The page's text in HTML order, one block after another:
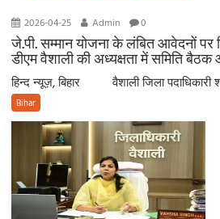
2026-04-25 Admin 0
जे.पी. सम्मान योजना के लंबित आवेदनों
डीएम वैशाली की अध्यक्षता में समिति बैठक
हिन्द न्यूज़, बिहार वैशाली जिला पदाधिकारी
Bihar